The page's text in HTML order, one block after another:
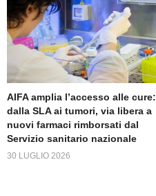
AIFA amplia l’accesso alle cure:
dalla SLA ai tumori, via libera a
nuovi farmaci rimborsati dal
Servizio sanitario nazionale
30 LUGLIO 2026